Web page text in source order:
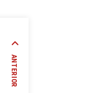
ANTERIOR